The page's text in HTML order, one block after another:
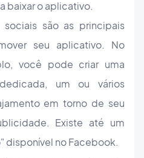
baixar o aplicativo.
são as principais
seu aplicativo. No
você pode criar uma
um ou vários
em torno de seu
Existe até um
disponível no Facebook.